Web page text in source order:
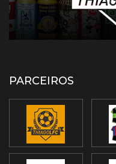
PARCEIROS